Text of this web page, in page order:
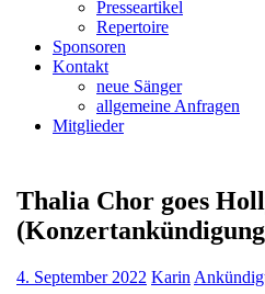
Presseartikel
Repertoire
Sponsoren
Kontakt
neue Sänger
allgemeine Anfragen
Mitglieder
Thalia Chor goes
4. September 2022 Karin